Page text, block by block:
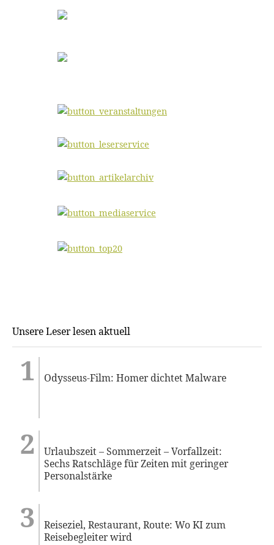
Unsere Leser lesen aktuell
Odysseus-Film: Homer dichtet Malware
Urlaubszeit – Sommerzeit – Vorfallzeit:
Sechs Ratschläge für Zeiten mit geringer
Personalstärke
Reiseziel, Restaurant, Route: Wo KI zum
Reisebegleiter wird